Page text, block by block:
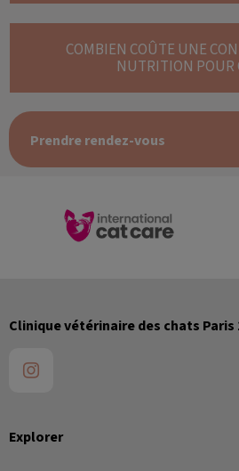
COMBIEN COÛTE UNE
NUTRITION POUR
Prendre rendez-vous
Explorer
Clinique vétérinaire des chats Paris